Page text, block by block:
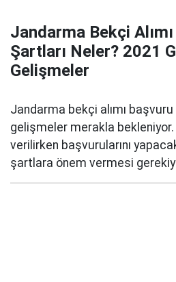
Jandarma Bekçi
Şartları Neler? 2021
Gelişmeler
Jandarma bekçi alımı
gelişmeler merakla
verilirken başvurularını
şartlara önem vermesi